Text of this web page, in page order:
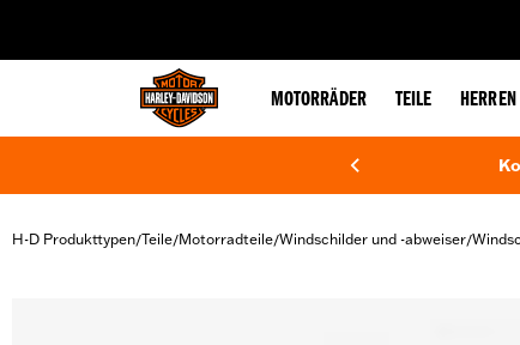
MOTORRÄDER TEILE HERREN
H-D Produkttypen/Teile/Motorradteile/Windschilder und -abweiser/